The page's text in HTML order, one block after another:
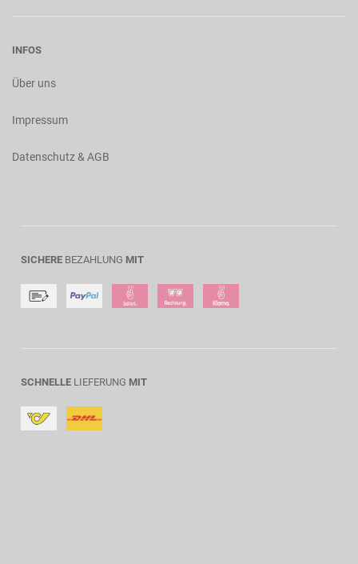
INFOS
Über uns
Impressum
Datenschutz & AGB
SICHERE BEZAHLUNG MIT
SCHNELLE LIEFERUNG MIT